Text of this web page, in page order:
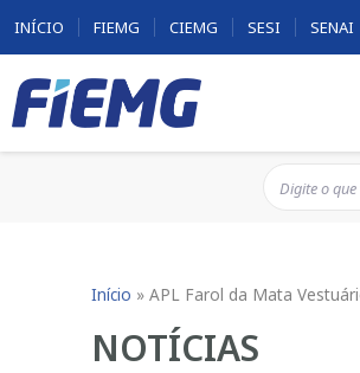
INÍCIO FIEMG CIEMG SESI SENAI
Início »APL Farol da Mata
NOTÍCIAS